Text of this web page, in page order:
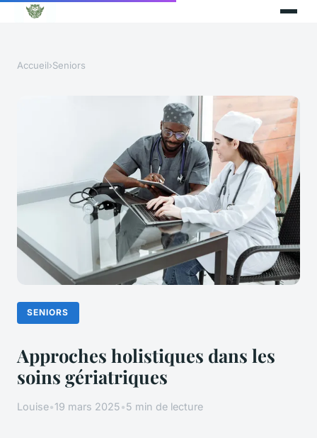
Accueil›Seniors
SENIORS
Approches holistiques dans les
soins gériatriques
Louise•19 mars 2025•5 min de lecture